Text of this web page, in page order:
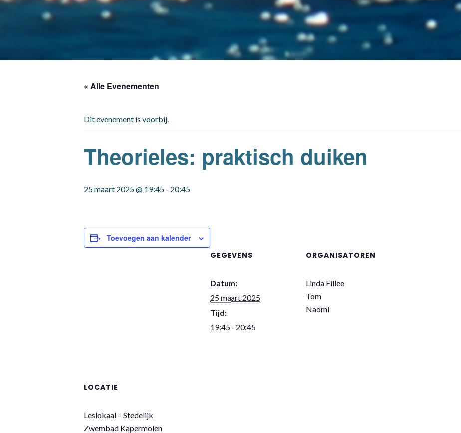
« Alle Evenementen
Dit evenement is voorbij.
Theorieles: praktisch duiken
25 maart 2025 @ 19:45 - 20:45
Toevoegen aan kalender
GEGEVENS
Datum:
25 maart 2025
Tijd:
19:45 - 20:45
ORGANISATOREN
Linda Fillee
Tom
Naomi
LOCATIE
Leslokaal – Stedelijk
Zwembad Kapermolen